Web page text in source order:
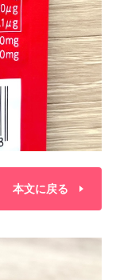
本文に戻る